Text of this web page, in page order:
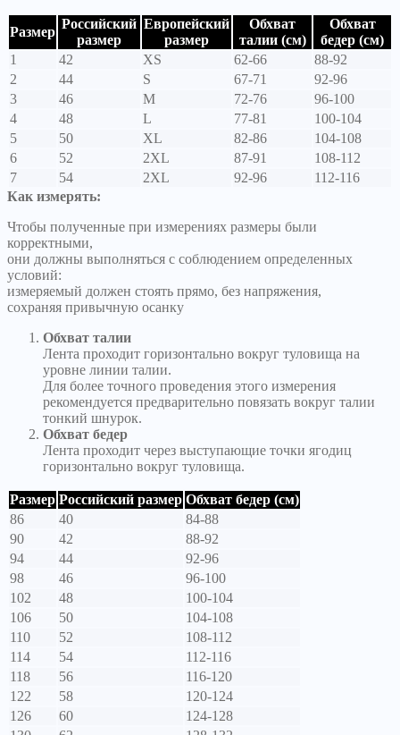
Размер
Российский
размер
Европейский
размер
Обхват
талии (см)
Обхват
бедер (см)
1
42 XS 62-66
88-92
2
44 S 67-71
92-96
3
46 M 72-76
96-100
4
48 L 77-81
100-104
5
50 XL 82-86
104-108
6
52 2XL 87-91
108-112
7
54 2XL 92-96
112-116
Как измерять:
Чтобы полученные при измерениях размеры были
корректными,
они должны выполняться с соблюдением определенных
условий:
измеряемый должен стоять прямо, без напряжения,
сохраняя привычную осанку
Обхват талии
Лента проходит горизонтально вокруг туловища на
уровне линии талии.
Для более точного проведения этого измерения
рекомендуется предварительно повязать вокруг талии
тонкий шнурок.
Обхват бедер
Лента проходит через выступающие точки ягодиц
горизонтально вокруг туловища.
Размер Российский размер Обхват бедер (см)
86
40
84-88
90
42
88-92
94
44
92-96
98
46
96-100
102
48
100-104
106
50
104-108
110
52
108-112
114
54
112-116
118
56
116-120
122
58
120-124
126
60
124-128